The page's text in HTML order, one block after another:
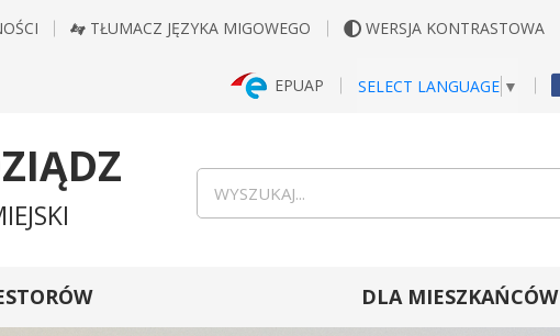
TŁUMACZ JĘZYKA MIGOWEGO WERSJA KONTRASTOWA
EPUAP SELECT LANGUAGE ▼
DLA MIESZKAŃCÓW